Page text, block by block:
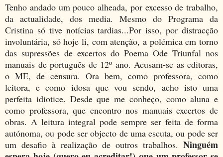
Tenho andado um pouco alheada, por excesso de trabalho,
da actualidade, dos media. Mesmo do Programa da
Cristina só tive notícias tardias...Por isso, por distracção
involuntária, só hoje li, com atenção, a polémica em torno
das supressões de excertos do Poema Ode Triunfal nos
manuais de português de 12º ano. Acusam-se as editoras,
o ME, de censura. Ora bem, como professora, como
leitora, e como idosa que vou sendo, acho isto uma
perfeita idiotice. Desde que me conheço, como aluna e
como professora, que encontro nos manuais excertos de
obras. A leitura integral pode sempre ser feita de forma
autónoma, ou pode ser objecto de uma escuta, ou pode ser
um desafio à realização de outros trabalhos. Ninguém